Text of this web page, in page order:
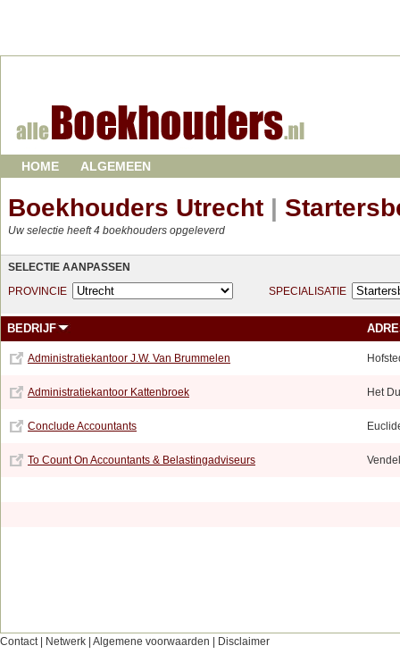
HOME ALGEMEEN
Boekhouders Utrecht |
Uw selectie heeft 4 boekhouders opgeleverd
SELECTIE AANPASSEN
PROVINCIE
SPECIALISATIE
BEDRIJF
Administratiekantoor J.W. Van Brummelen
Administratiekantoor Kattenbroek Het
Conclude Accountants
To Count On Accountants & Belastingadviseurs
Contact| Netwerk Algemene voorwaarden Disclaimer